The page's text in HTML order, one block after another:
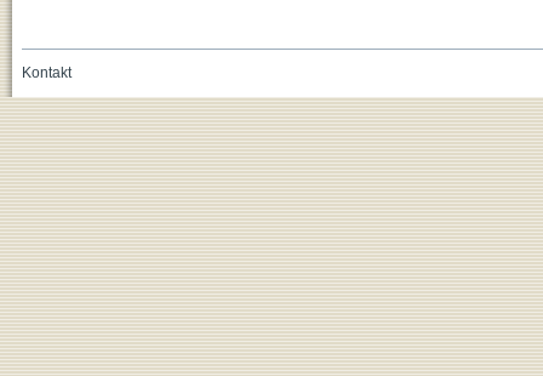
Kontakt